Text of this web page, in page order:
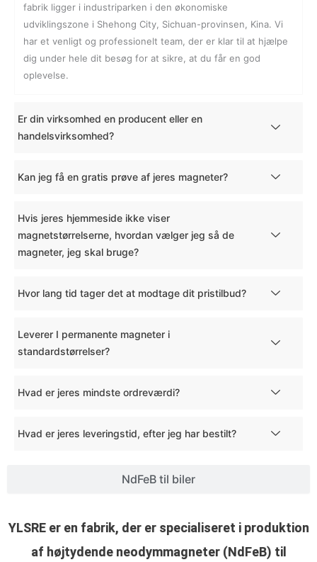
NdFeB til biler
fabrik ligger i industriparken i den økonomiske
udviklingszone i Shehong City, Sichuan-provinsen, Kina. Vi
har et venligt og professionelt team, der er klar til at hjælpe
dig under hele dit besøg for at sikre, at du får en god
oplevelse.
Er din virksomhed en producent eller en
handelsvirksomhed?
Kan jeg få en gratis prøve af jeres magneter?
Hvis jeres hjemmeside ikke viser
magnetstørrelserne, hvordan vælger jeg så de
magneter, jeg skal bruge?
Hvor lang tid tager det at modtage dit pristilbud?
Leverer I permanente magneter i
standardstørrelser?
Hvad er jeres mindste ordreværdi?
Hvad er jeres leveringstid, efter jeg har bestilt?
YLSRE er en fabrik, der er specialiseret i produktion
af højtydende neodymmagneter (NdFeB) til